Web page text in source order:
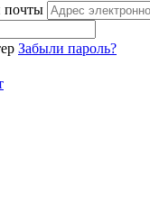
почты
Забыли пароль?